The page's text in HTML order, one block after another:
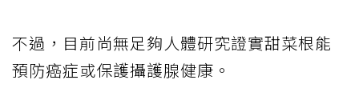
不過，目前尚無足夠人體研究證實甜菜根能
預防癌症或保護攝護腺健康。